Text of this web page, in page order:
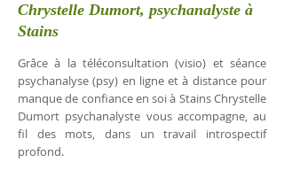
Chrystelle Dumort, psychanalyste à
Stains
Grâce à la téléconsultation (visio) et séance
psychanalyse (psy) en ligne et à distance pour
manque de confiance en soi à Stains Chrystelle
Dumort psychanalyste vous accompagne, au
fil des mots, dans un travail introspectif
profond.